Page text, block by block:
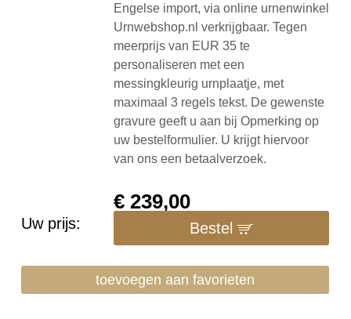
Engelse import, via online urnenwinkel
Urnwebshop.nl verkrijgbaar. Tegen
meerprijs van EUR 35 te
personaliseren met een
messingkleurig urnplaatje, met
maximaal 3 regels tekst. De gewenste
gravure geeft u aan bij Opmerking op
uw bestelformulier. U krijgt hiervoor
van ons een betaalverzoek.
Uw prijs:
€239,00
Bestel
toevoegen aan favorieten